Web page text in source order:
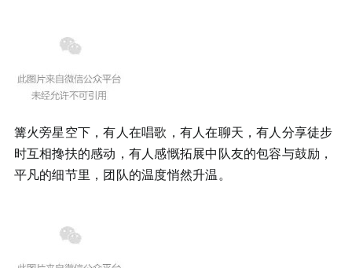
篝火旁星空下，有人在唱歌，有人在聊天，有人分享徒步
时互相搀扶的感动，有人感慨拓展中队友的包容与鼓励，
平凡的细节里，团队的温度悄然升温。